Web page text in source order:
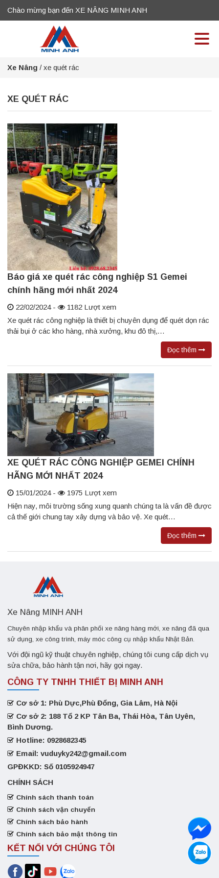
Chào mừng bạn đến XE NÂNG MINH ANH
Xe Nâng / xe quét rác
XE QUÉT RÁC
Báo giá xe quét rác công nghiệp S1 Gemei
chính hãng mới nhất 2024
22/02/2024 -
1182 Lượt xem
Xe quét rác công nghiệp là thiết bị chuyên dụng để quét dọn rác
thải bụi ở các kho hàng, nhà xưởng, khu đô thị,…
Đọc thêm
XE QUÉT RÁC CÔNG NGHIỆP GEMEI CHÍNH
HÃNG MỚI NHẤT 2024
15/01/2024 -
1975 Lượt xem
Hiện nay, môi trường sống xung quanh chúng ta là vấn đề được
cả thế giới chung tay xây dựng và bảo vệ. Xe quét…
Đọc thêm
Xe Nâng MINH ANH
Chuyên nhập khẩu và phân phối xe nâng hàng mới, xe nâng đã qua
sử dụng, xe công trình, máy móc công cụ nhập khẩu Nhật Bản.
Với đội ngũ kỹ thuật chuyên nghiệp, chúng tôi cung cấp dịch vụ
sửa chữa, bảo hành tận nơi, hãy gọi ngay.
CÔNG TY TNHH THIẾT BỊ MINH ANH
Cơ sở 1: Phù Dực,Phù Đổng, Gia Lâm, Hà Nội
Cơ sở 2: 188 Tổ 2 KP Tân Ba, Thái Hòa, Tân Uyên,
Bình Dương.
Hotline: 0928682345
Email: vuduyky242@gmail.com
GPĐKKD: Số 0105924947
CHÍNH SÁCH
Chính sách thanh toán
Chính sách vận chuyển
Chính sách bảo hành
Chính sách bảo mật thông tin
KẾT NỐI VỚI CHÚNG TÔI